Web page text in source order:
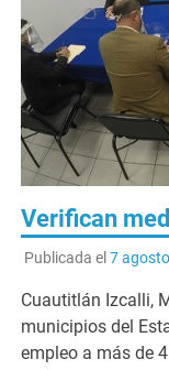
Verifican
Publicada el7
Cuautitlán Izcalli,
municipios del
empleo a más de